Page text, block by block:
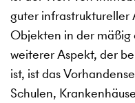
guter infrastruktureller
Objekten in der mäßig
weiterer Aspekt, der
ist, ist das
Schulen,